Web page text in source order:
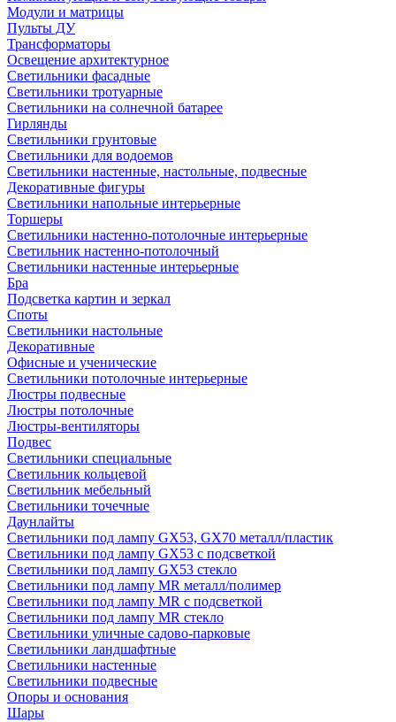
Модули и матрицы
Пульты ДУ
Трансформаторы
Освещение архитектурное
Светильники фасадные
Светильники тротуарные
Светильники на солнечной батарее
Гирлянды
Светильники грунтовые
Светильники для водоемов
Светильники настенные, настольные, подвесные
Декоративные фигуры
Светильники напольные интерьерные
Торшеры
Светильники настенно-потолочные интерьерные
Светильник настенно-потолочный
Светильники настенные интерьерные
Бра
Подсветка картин и зеркал
Споты
Светильники настольные
Декоративные
Офисные и ученические
Светильники потолочные интерьерные
Люстры подвесные
Люстры потолочные
Люстры-вентиляторы
Подвес
Светильники специальные
Светильник кольцевой
Светильник мебельный
Светильники точечные
Даунлайты
Светильники под лампу GX53, GX70 металл/пластик
Светильники под лампу GX53 с подсветкой
Светильники под лампу GX53 стекло
Светильники под лампу MR металл/полимер
Светильники под лампу MR с подсветкой
Светильники под лампу MR стекло
Светильники уличные садово-парковые
Светильники ландшафтные
Светильники настенные
Светильники подвесные
Опоры и основания
Шары